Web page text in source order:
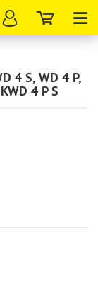
4 S, WD 4 P,
4 P S